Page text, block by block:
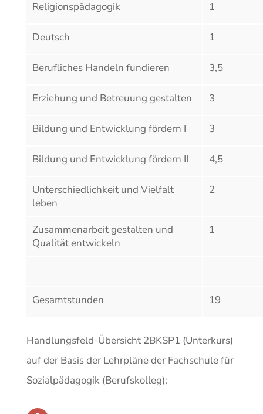
Religionspädagogik 1
Deutsch 1
Berufliches Handeln fundieren 3,5
Erziehung und Betreuung gestalten 3
Bildung und Entwicklung fördern I 3
Bildung und Entwicklung fördern II 4,5
Unterschiedlichkeit und Vielfalt
leben
2
Zusammenarbeit gestalten und
Qualität entwickeln
1
Gesamtstunden 19
Handlungsfeld-Übersicht 2BKSP1 (Unterkurs)
auf der Basis der Lehrpläne der Fachschule für
Sozialpädagogik (Berufskolleg):